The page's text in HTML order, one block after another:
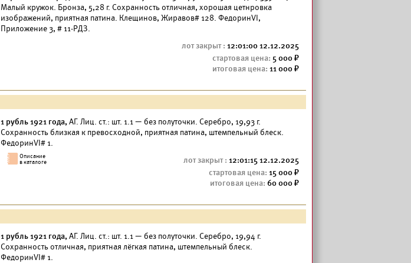
Малый кружок. Бронза, 5,28 г. Сохранность отличная, хорошая цетнровка
изображений, приятная патина. Клещинов, Жиравов# 128. ФедоринVI,
Приложение 3, # 11-РДЗ.
12:01:00 12.12.2025
5 000
11 000
1 рубль 1921 года,АГ. Лиц. ст.: шт. 1.1 — без полуточки. Серебро, 19,93 г.
Сохранность близкая к превосходной, приятная патина, штемпельный блеск.
ФедоринVI# 1.
12:01:15 12.12.2025
15 000
60 000
1 рубль 1921 года,АГ. Лиц. ст.: шт. 1.1 — без полуточки. Серебро, 19,94 г.
Сохранность отличная, приятная лёгкая патина, штемпельный блеск.
ФедоринVI# 1.